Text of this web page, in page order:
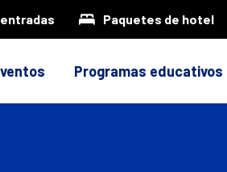
Paquetes de hotel
Programas educativos